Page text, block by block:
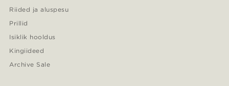
Riided ja aluspesu
Prillid
Isiklik hooldus
Kingiideed
Archive Sale